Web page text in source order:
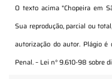
O texto acima "Chopeira em
Sua reprodução, parcial ou
autorização do autor. Plágio
Penal. – Lei n° 9.610-98 sobre